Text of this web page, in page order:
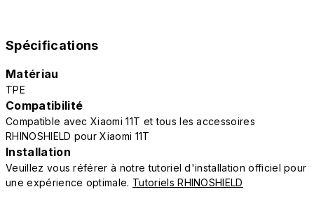
Spécifications
Matériau
TPE
Compatibilité
Compatible avec Xiaomi 11T et tous les accessoires
RHINOSHIELD pour Xiaomi 11T
Installation
Veuillez vous référer à notre tutoriel d'installation officiel pour
une expérience optimale. Tutoriels RHINOSHIELD